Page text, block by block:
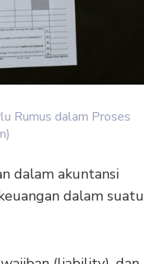
Rumus dalam Proses
dalam akuntansi
dalam suatu